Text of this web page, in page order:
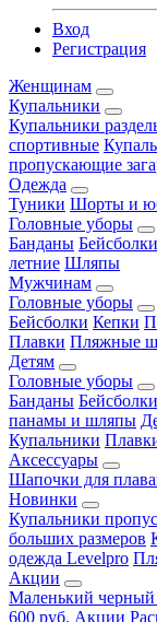
Вход
Регистрация
Женщинам
Купальники
Купальники
спортивные
пропускающие
Одежда
Туники Шорты и
Головные уборы
Банданы Бейсболки
летние Шляпы
Мужчинам
Головные уборы
Бейсболки Кепки
Плавки Пляжные
Детям
Головные уборы
Банданы Бейсболки
панамы и шляпы
Купальники
Аксессуары
Шапочки для
Новинки
Купальники
больших размеров
одежда Levelpro
Акции
Маленький черный
600 руб. Акции